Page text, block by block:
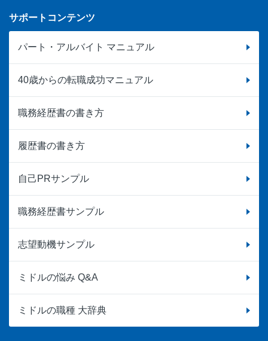
サポートコンテンツ
パート・アルバイト マニュアル
40歳からの転職成功マニュアル
職務経歴書の書き方
履歴書の書き方
自己PRサンプル
職務経歴書サンプル
志望動機サンプル
ミドルの悩み Q&A
ミドルの職種 大辞典